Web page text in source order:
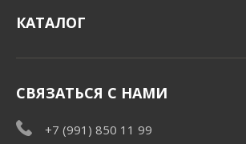
КАТАЛОГ
СВЯЗАТЬСЯ С НАМИ
+7 (991) 850 11 99